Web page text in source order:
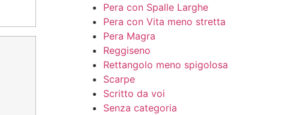
Pera con Spalle Larghe
Pera con Vita meno stretta
Pera Magra
Reggiseno
Rettangolo meno spigolosa
Scarpe
Scritto da voi
Senza categoria